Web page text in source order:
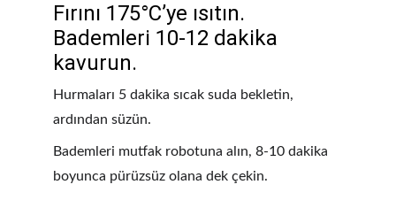
Fırını 175°C’ye ısıtın.
Bademleri 10-12 dakika
kavurun.
Hurmaları 5 dakika sıcak suda bekletin,
ardından süzün.
Bademleri mutfak robotuna alın, 8-10 dakika
boyunca pürüzsüz olana dek çekin.